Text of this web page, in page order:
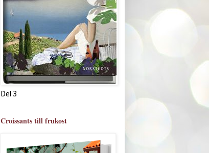
Del 3
Croissants till frukost